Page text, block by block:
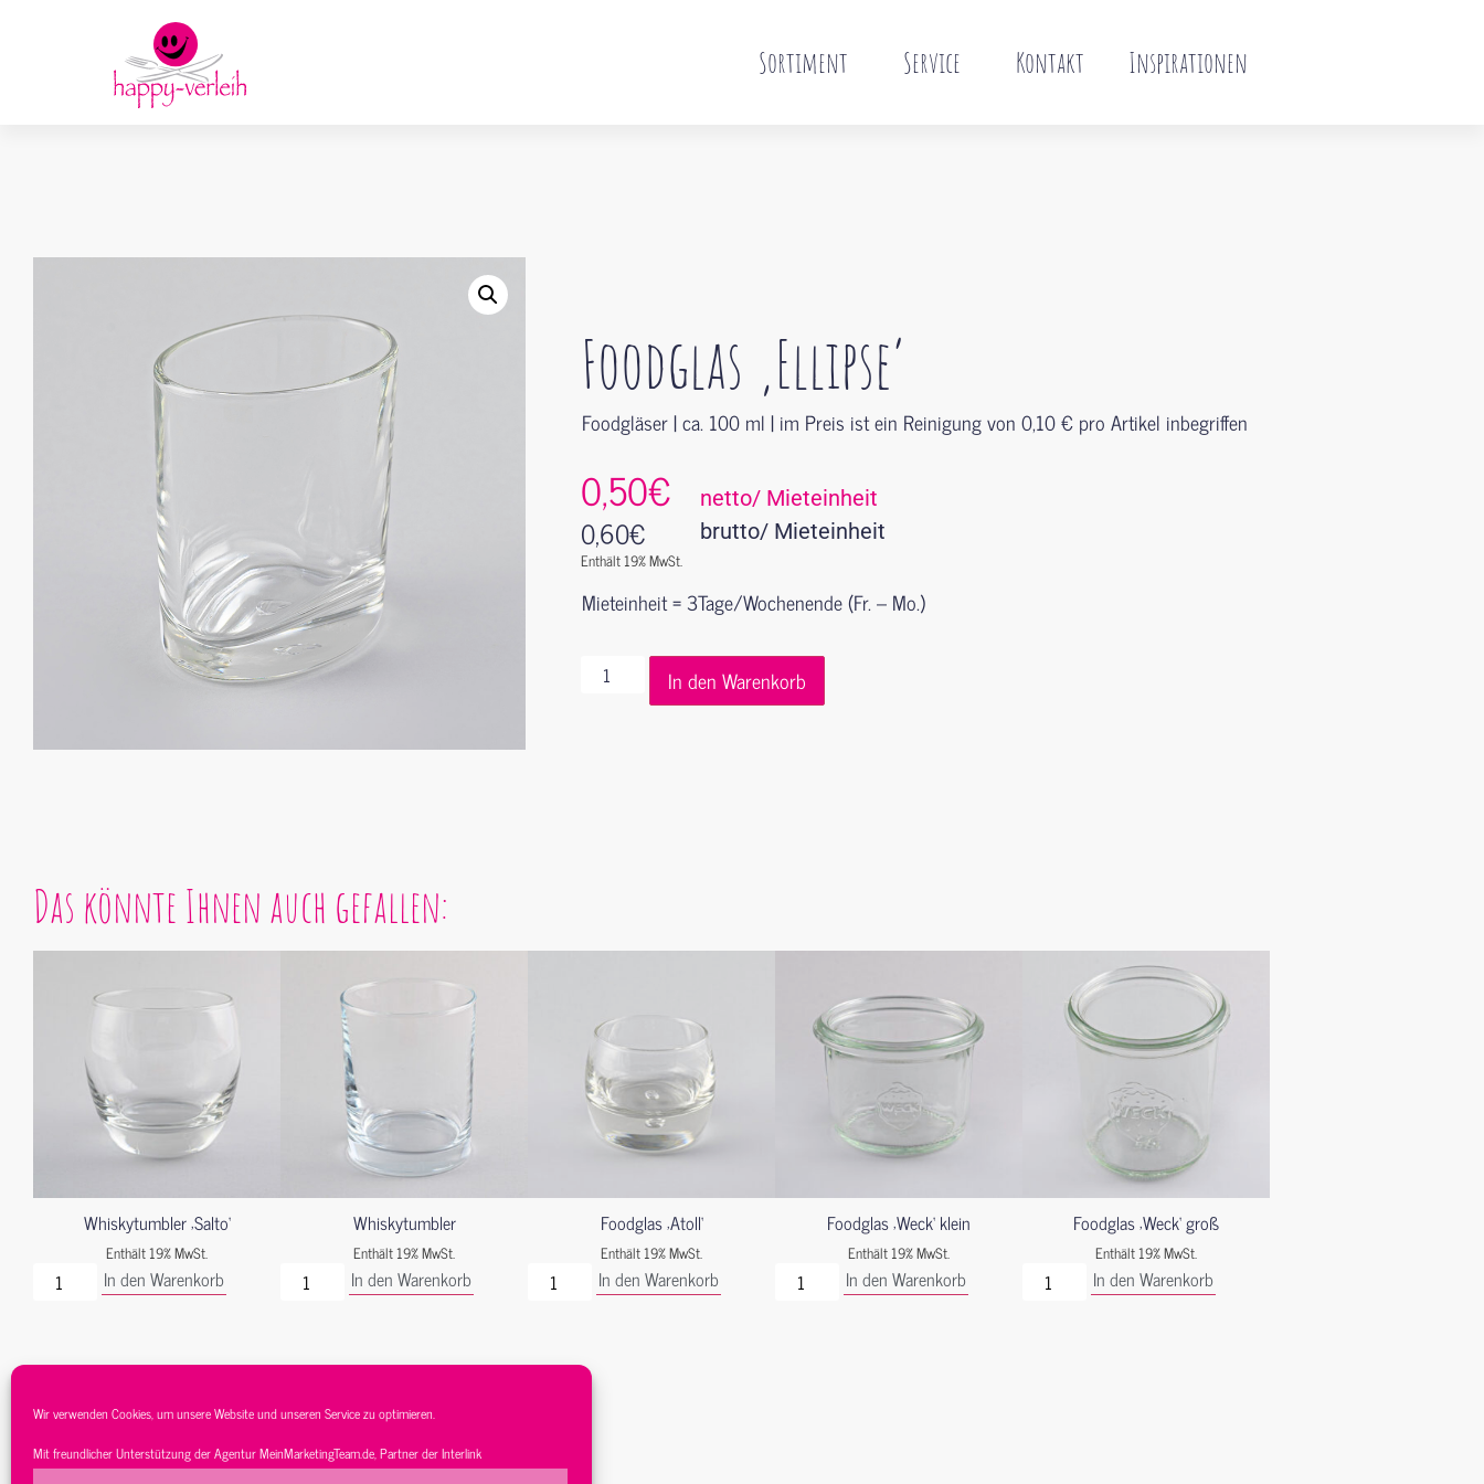
Wir verwenden Cookies, um unsere Website und unseren Service zu optimieren.
Mit freundlicher Unterstützung der AgenturMeinMarketingTeam.de, Partner derInterlink
Sortiment Service Kontakt Inspirationen
Foodglas ‚Ellipse‘
Foodgläser | ca. 100 ml | im Preis ist ein Reinigung von 0,10 € pro Artikel inbegriffen
0,50€ netto/ Mieteinheit
0,60€
Enthält 19% MwSt.
brutto/ Mieteinheit
Mieteinheit = 3Tage/Wochenende (Fr. – Mo.)
In den Warenkorb
Das könnte Ihnen auch gefallen:
Whiskytumbler ‚Salto‘
Enthält 19% MwSt.
In den Warenkorb
Whiskytumbler
Enthält 19% MwSt.
In den Warenkorb
Foodglas ‚Atoll‘
Enthält 19% MwSt.
In den Warenkorb
Foodglas ‚Weck‘ klein
Enthält 19% MwSt.
In den Warenkorb
Foodglas ‚Weck‘ groß
Enthält 19% MwSt.
In den Warenkorb